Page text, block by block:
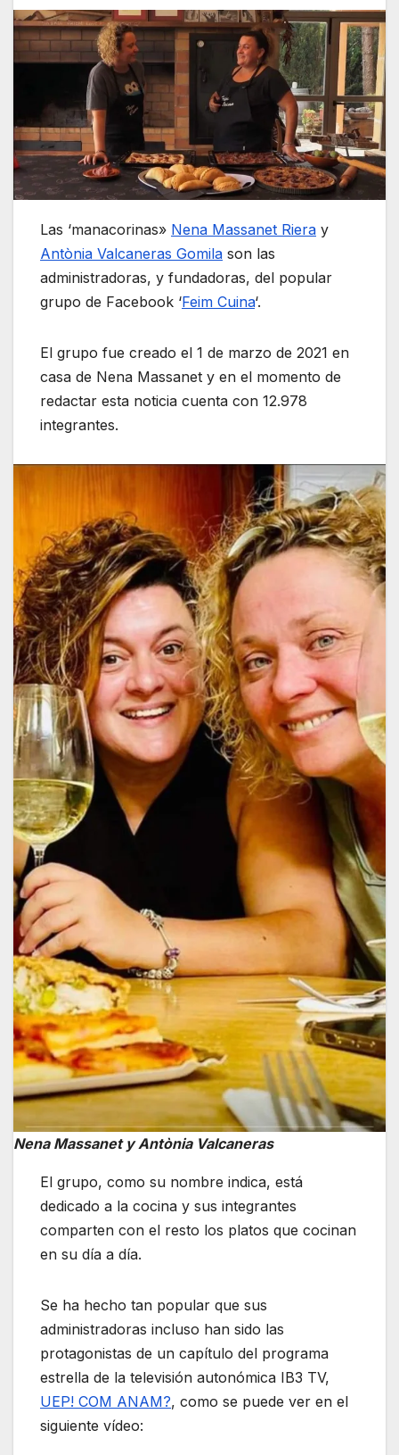
Las ‘manacorinas» Nena Massanet Riera y
Antònia Valcaneras Gomila son las
administradoras, y fundadoras, del popular
grupo de Facebook ‘Feim Cuina‘.
El grupo fue creado el 1 de marzo de 2021 en
casa de Nena Massanet y en el momento de
redactar esta noticia cuenta con 12.978
integrantes.
Nena Massanet y Antònia Valcaneras
El grupo, como su nombre indica, está
dedicado a la cocina y sus integrantes
comparten con el resto los platos que cocinan
en su día a día.
Se ha hecho tan popular que sus
administradoras incluso han sido las
protagonistas de un capítulo del programa
estrella de la televisión autonómica IB3 TV,
UEP! COM ANAM?, como se puede ver en el
siguiente vídeo: